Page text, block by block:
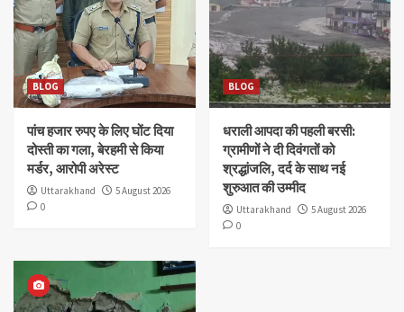
BLOG
पांच हजार रुपए के लिए घोंट दिया
दोस्ती का गला, बेरहमी से किया
मर्डर, आरोपी अरेस्ट
Uttarakhand
5 August 2026
0
BLOG
धराली आपदा की पहली बरसी:
ग्रामीणों ने दी दिवंगतों को
श्रद्धांजलि, दर्द के साथ नई
शुरुआत की उम्मीद
Uttarakhand
5 August 2026
0